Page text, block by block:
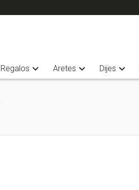
Regalos expand_more Aretes expand_more Dijes expand_more